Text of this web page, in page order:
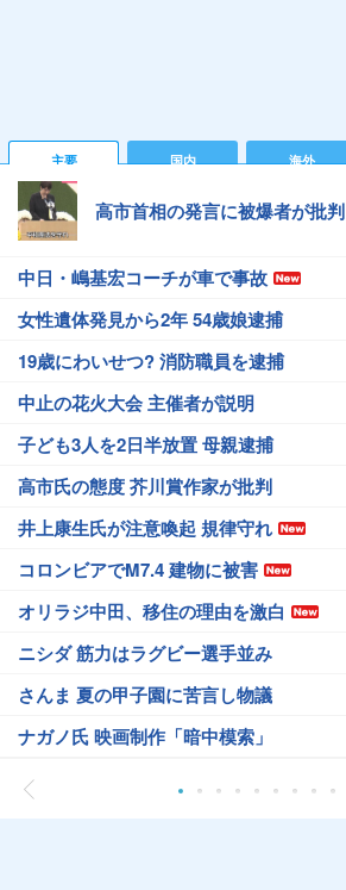
主要 国内 海外
高市首相の発言に被爆者が批判
中日・嶋基宏コーチが車で事故
女性遺体発見から2年 54歳娘逮捕
19歳にわいせつ? 消防職員を逮捕
中止の花火大会 主催者が説明
子ども3人を2日半放置 母親逮捕
高市氏の態度 芥川賞作家が批判
井上康生氏が注意喚起 規律守れ
コロンビアでM7.4 建物に被害
オリラジ中田、移住の理由を激白
ニシダ 筋力はラグビー選手並み
さんま 夏の甲子園に苦言し物議
ナガノ氏 映画制作「暗中模索」